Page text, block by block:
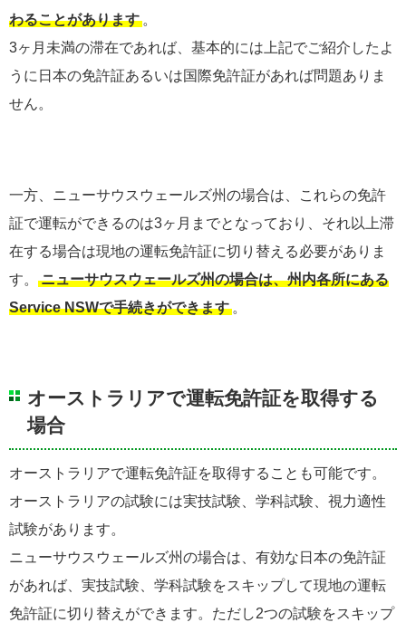
わることがあります 。
3ヶ月未満の滞在であれば、基本的には上記でご紹介したよ
うに日本の免許証あるいは国際免許証があれば問題ありま
せん。
一方、ニューサウスウェールズ州の場合は、これらの免許
証で運転ができるのは3ヶ月までとなっており、それ以上滞
在する場合は現地の運転免許証に切り替える必要がありま
す。
ニューサウスウェールズ州の場合は、州内各所にある
Service NSWで手続きができます 。
オーストラリアで運転免許証を取得する
場合
オーストラリアで運転免許証を取得することも可能です。
オーストラリアの試験には実技試験、学科試験、視力適性
試験があります。
ニューサウスウェールズ州の場合は、有効な日本の免許証
があれば、実技試験、学科試験をスキップして現地の運転
免許証に切り替えができます。ただし2つの試験をスキップ